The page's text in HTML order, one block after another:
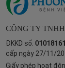
CÔNG TY
ĐKKD số:
cấp ngày 27/11/
Giấy phép hoạt